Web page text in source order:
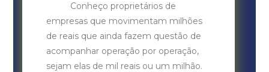
Conheço proprietários de
empresas que movimentam milhões
de reais que ainda fazem questão de
acompanhar operação por operação,
sejam elas de mil reais ou um milhão.